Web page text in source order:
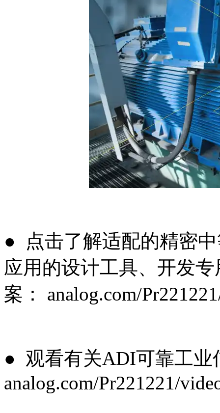
● 点击了解适配的精密
应用的设计工具、开发
案： analog.com/
● 观看有关ADI可靠工
analog.com/Pr221221/